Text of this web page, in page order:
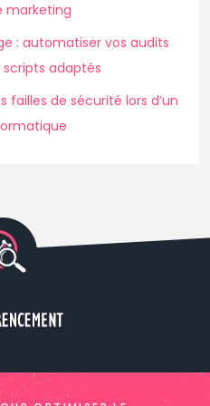
marketing
: automatiser vos audits
scripts adaptés
de sécurité lors d’un